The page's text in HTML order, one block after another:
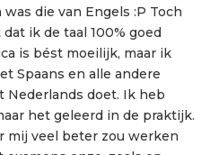
die van Engels :P Toch
ik de taal 100% goed
is bést moeilijk, maar ik
Spaans en alle andere
Nederlands doet. Ik heb
het geleerd in de praktijk.
mij veel beter zou werken